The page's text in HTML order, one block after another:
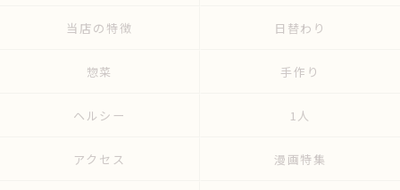
当店の特徴 日替わり
惣菜 手作り
ヘルシー 1人
アクセス 漫画特集